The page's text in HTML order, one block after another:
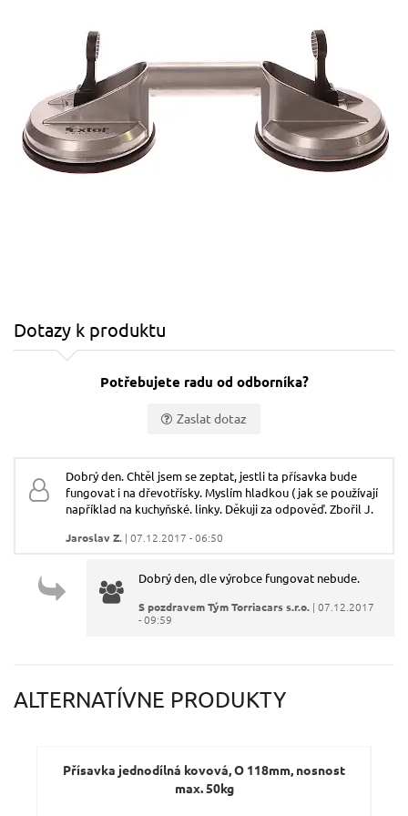
Dotazy k produktu
Potřebujete radu od odborníka?
Zaslat dotaz
Váš e-mail:
Dotaz:
Odeslat dotaz
Dobrý den. Chtěl jsem se zeptat, jestli ta přísavka bude
fungovat i na dřevotřísky. Myslím hladkou ( jak se používají
například na kuchyňské. linky. Děkuji za odpověď. Zbořil J.
Jaroslav Z. | 07.12.2017 - 06:50
Dobrý den, dle výrobce fungovat nebude.
S pozdravem Tým Torriacars s.r.o. | 07.12.2017
- 09:59
ALTERNATÍVNE PRODUKTY
Přísavka jednodílná kovová, O 118mm, nosnost
max. 50kg